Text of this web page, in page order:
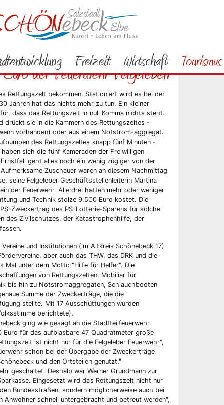
Freizeit Wirtschaft Tourismus
Einsatzkräfte
Salzlandsparkasse übergibt
der Feuerwehr Felgeleben
Rettungszelt bekommen. Stationiert wird es bei der
Jahren hat das nichts mehr zu tun. Ein kleiner
dass das Rettungszelt in null Komma nichts steht.
drückt sie in die Kammern des Rettungszeltes -
vorhanden) oder aus einem Notstrom-aggregat.
des Rettungszeltes knapp fünf Minuten -
sich die fünf Kameraden der Freiwilligen
geht alles noch ein wenig zügiger von der
Zuschauer waren an diesem Nachmittag
seine Felgeleber Geschäftsstellenleiterin Martina
der Feuerwehr. Alle drei hatten mehr oder weniger
und Technik stolze 9.500 Euro kostet. Die
Zweckertrag des PS-Lotterie-Sparens für solche
des Zivilschutzes, der Katastrophenhilfe, der
und Institutionen (im Altkreis Schönebeck 17)
aber auch das THW, das DRK und die
Mal unter dem Motto "Hilfe für Helfer". Die
von Rettungszelten, Mobiliar für
bis hin zu Notstromaggregaten, Schlauchbooten
Summe der Zweckerträge, die die
stellte. Mit 17 Ausschüttungen wurden
berichtete).
ging wie gesagt an die Stadtteilfeuerwehr
für das aufblasbare 47 Quadratmeter große
ist nicht nur für die Felgeleber Feuerwehr",
schon bei der Übergabe der Zweckerträge
und den Ortsteilen genutzt."
geschaltet. Deshalb war Werner Grundmann zur
Eingesetzt wird das Rettungszelt nicht nur
Bundesstraßen, sondern möglicherweise auch bei
Anwohner schnell untergebracht und betreut werden",